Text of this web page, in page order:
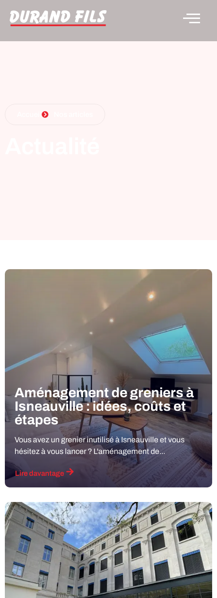
Aménagement de greniers à
Isneauville : idées, coûts et
étapes
Vous avez un grenier inutilisé à Isneauville et vous
hésitez à vous lancer ? L'aménagement de...
Lire davantage